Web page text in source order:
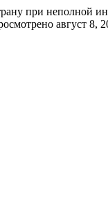
при неполной
август 8,